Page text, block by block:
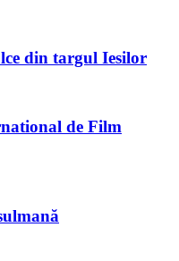
din targul Iesilor
d​e Film